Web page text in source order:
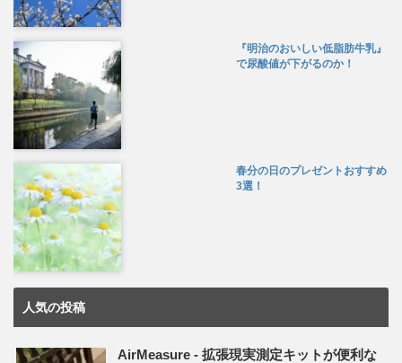
『明治のおいしい低脂肪牛乳』
で尿酸値が下がるのか！
春分の日のプレゼントおすすめ
3選！
人気の投稿
AirMeasure - 拡張現実測定キットが便利な